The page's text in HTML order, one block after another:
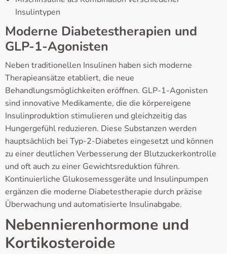
Insulintypen
Moderne Diabetestherapien und
GLP-1-Agonisten
Neben traditionellen Insulinen haben sich moderne
Therapieansätze etabliert, die neue
Behandlungsmöglichkeiten eröffnen. GLP-1-Agonisten
sind innovative Medikamente, die die körpereigene
Insulinproduktion stimulieren und gleichzeitig das
Hungergefühl reduzieren. Diese Substanzen werden
hauptsächlich bei Typ-2-Diabetes eingesetzt und können
zu einer deutlichen Verbesserung der Blutzuckerkontrolle
und oft auch zu einer Gewichtsreduktion führen.
Kontinuierliche Glukosemessgeräte und Insulinpumpen
ergänzen die moderne Diabetestherapie durch präzise
Überwachung und automatisierte Insulinabgabe.
Nebennierenhormone und
Kortikosteroide